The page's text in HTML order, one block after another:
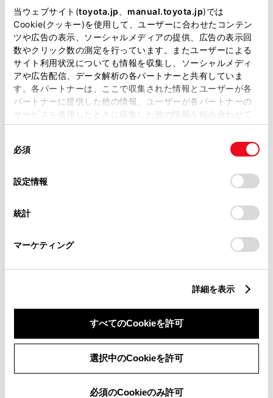
当ウェブサイト(toyota.jp manual.toyota.jp)では
Cookie(クッキー)を使用して、ユーザーに合わせたコンテン
ツや広告の表示、ソーシャルメディアの提供、広告の表示回
数やクリック数の測定を行っています。またユーザーによる
サイト利用状況についても情報を収集し、ソーシャルメディ
アや広告配信、データ解析の各パートナーと共有していま
す。各パートナーは、ここで収集された情報とユーザーが各
パートナーに提供した他の情報、ユーザーが各パートナーの
サービスを使用したときに収集した他の情報を組み合わせて
使用することがあります。当ウェブサイトの使用を続行する
デバイスにすべてのCookie(クッキー)が保存されることに同
意したことになります。Cookie(クッキー)のオプトアウト、
設定の変更、同意を撤回したりするにあたっては、当社の
「Cookie（クッキー）情報の取り扱いについて
」をご覧くだ
必須
設定情報
統計
マーケティング
詳細を表示
すべてのCookieを許可
選択中のCookieを許可
必須のCookieのみ許可
ご利用の条件
以下の「ご利用の条件」を読み、ご同意いただいたうえでご利用
ください。
当サイトには、全てのカタログ及び補足資料、正誤表等が掲載されているわけではありま
せん。
当サイトの利用、または利用できなかったことにより万一損害が生じても、弊社は一切責